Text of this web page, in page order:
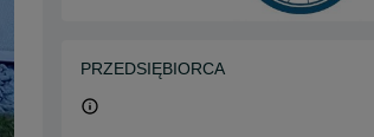
PRZEDSIĘBIORCA